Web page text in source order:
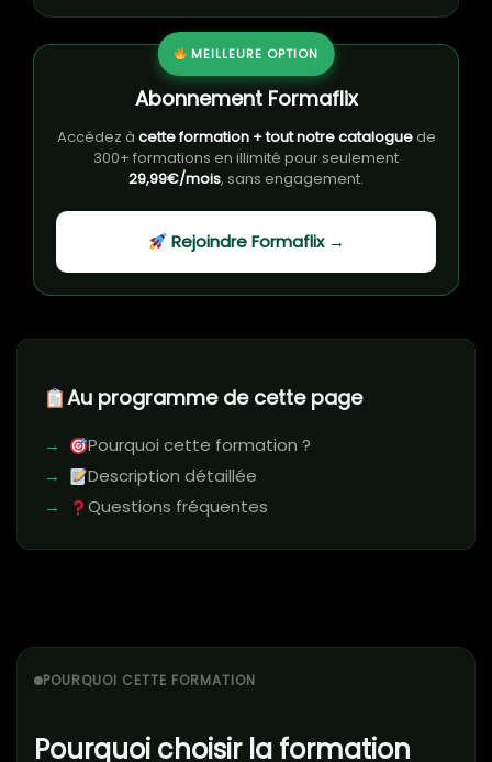
Au programme de cette page
Pourquoi cette formation ?
Description détaillée
Questions fréquentes
POURQUOI CETTE FORMATION
Pourquoi choisir la formation
MEILLEURE OPTION
Abonnement Formaflix
Accédez à cette formation + tout notre cataloguede
300+ formations en illimité pour seulement
29,99€/mois, sans engagement.
Rejoindre Formaflix →